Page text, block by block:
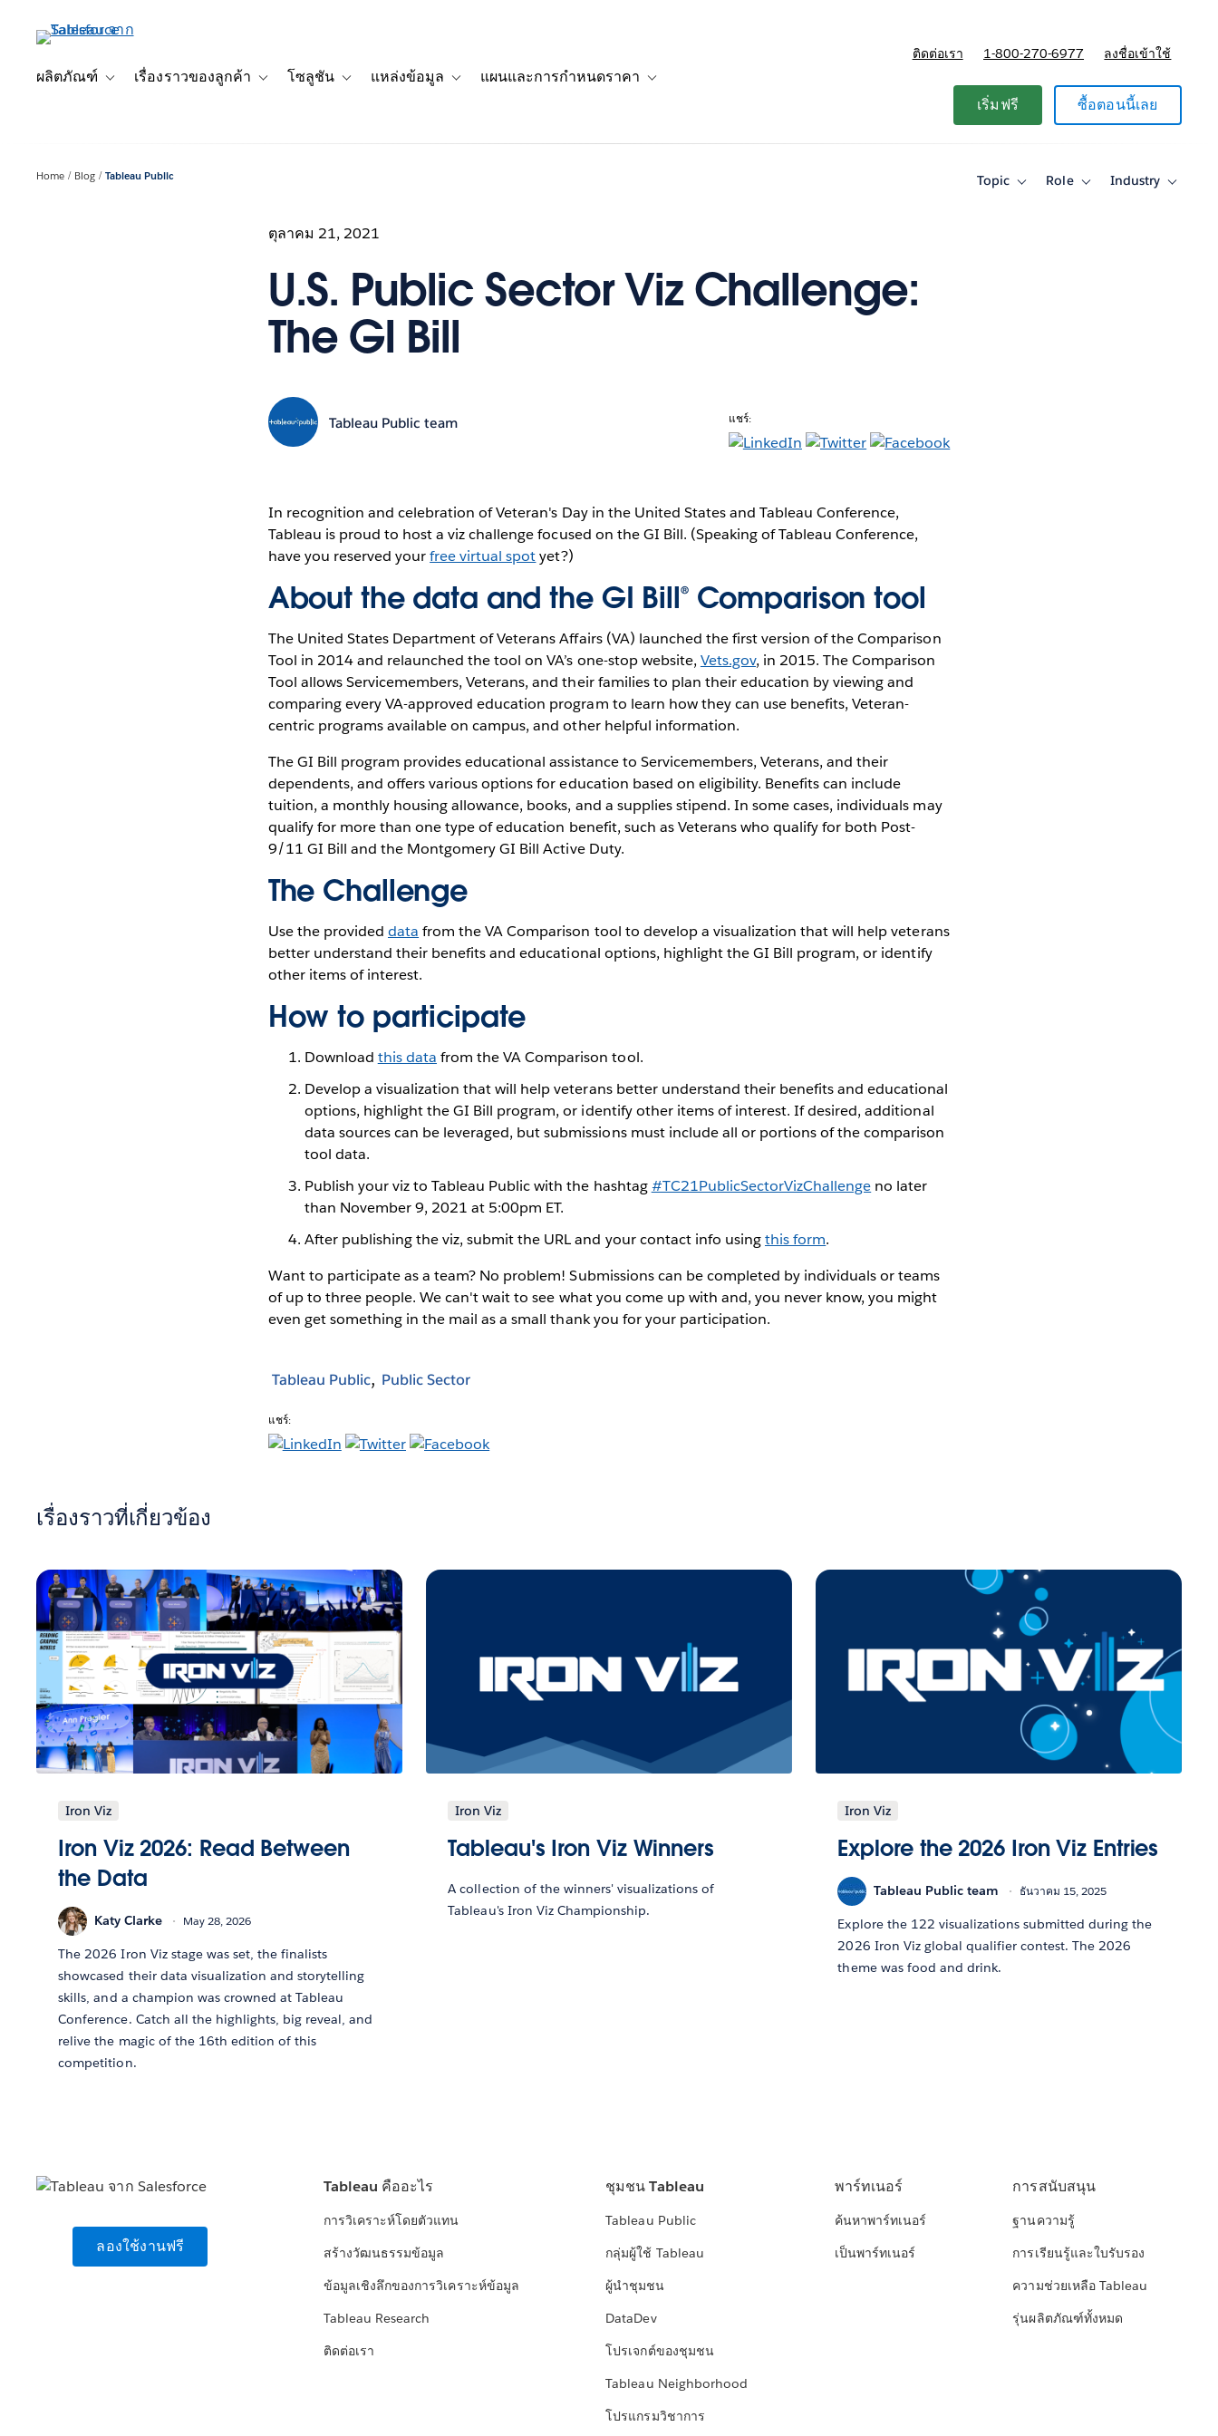
เนื้อหาผลิตภัณฑ์
Toggle sub-navigation for ผลิตภัณฑ์
เรื่องราวของลูกค้า
Toggle sub-navigation for เรื่องราวของลูกค้า
โซลูชัน
Toggle sub-navigation for โซลูชัน
แหล่งข้อมูล แผนและการกำหนดราคา
ติดต่อเรา 1-800-270-6977 ลงชื่อเข้าใช้
เริ่มฟรี ซื้อตอนนี้เลย
Home Blog Tableau Public Topic
ToggleRole
ToggleIndustry
Toggle
ตุลาคม 21, 2021
U.S. Public Sector Viz Challenge:
The GI Bill
Tableau Public team แชร์:
In recognition and celebration of Veteran's Day in the United States and Tableau Conference,
Tableau is proud to host a viz challenge focused on the GI Bill. (Speaking of Tableau Conference,
have you reserved yourfree virtual spotyet?)
About the data and the GI Bill® Comparison tool
The United States Department of Veterans Affairs (VA) launched the first version of the Comparison
Tool in 2014 and relaunched the tool on VA’s one-stop website, Vets.gov, in 2015. The Comparison
Tool allows Servicemembers, Veterans, and their families to plan their education by viewing and
comparing every VA-approved education program to learn how they can use benefits, Veteran-
centric programs available on campus, and other helpful information.
The GI Bill program provides educational assistance to Servicemembers, Veterans, and their
dependents, and offers various options for education based on eligibility. Benefits can include
tuition, a monthly housing allowance, books, and a supplies stipend. In some cases, individuals may
qualify for more than one type of education benefit, such as Veterans who qualify for both Post-
9/11 GI Bill and the Montgomery GI Bill Active Duty.
The Challenge
Use the provided data from the VA Comparison tool to develop a visualization that will help veterans
better understand their benefits and educational options, highlight the GI Bill program, or identify
other items of interest.
How to participate
Download this data from the VA Comparison tool.
Develop a visualization that will help veterans better understand their benefits and educational
options, highlight the GI Bill program, or identify other items of interest. If desired, additional
data sources can be leveraged, but submissions must include all or portions of the comparison
tool data.
Publish your viz to Tableau Public with the hashtag#TC21PublicSectorVizChallenge no later
than November 9, 2021 at 5:00pm ET.
After publishing the viz, submit the URL and your contact info usingthis form.
Want to participate as a team? No problem! Submissions can be completed by individuals or teams
of up to three people. We can't wait to see what you come up with and, you never know, you might
even get something in the mail as a small thank you for your participation.
Tableau Public Public Sector
แชร์:
เรื่องราวที่เกี่ยวข้อง
Iron Viz
Iron Viz 2026: Read Between
the Data
Katy Clarke May 28, 2026
The 2026 Iron Viz stage was set, the finalists
showcased their data visualization and storytelling
skills, and a champion was crowned at Tableau
Conference. Catch all the highlights, big reveal, and
relive the magic of the 16th edition of this
competition.
Iron Viz
Tableau's Iron Viz Winners
A collection of the winners' visualizations of
Tableau's Iron Viz Championship.
Iron Viz
Explore the 2026 Iron Viz Entries
Tableau Public team ธันวาคม 15, 2025
Explore the 122 visualizations submitted during the
2026 Iron Viz global qualifier contest. The 2026
theme was food and drink.
ลองใช้งานฟรี
Tableau คืออะไร
การวิเคราะห์โดยตัวแทน
สร้างวัฒนธรรมข้อมูล
ข้อมูลเชิงลึกของการวิเคราะห์ข้อมูล
Tableau Research
ติดต่อเรา
ชุมชน Tableau
Tableau Public
กลุ่มผู้ใช้ Tableau
ผู้นำชุมชน
DataDev
โปรเจกต์ของชุมชน
Tableau Neighborhood
โปรแกรมวิชาการ
พาร์ทเนอร์
ค้นหาพาร์ทเนอร์
เป็นพาร์ทเนอร์
การสนับสนุน
ฐานความรู้
การเรียนรู้และใบรับรอง
ความช่วยเหลือ Tableau
รุ่นผลิตภัณฑ์ทั้งหมด